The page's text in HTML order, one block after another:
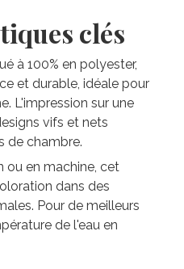
clés
à 100% en polyester,
et durable, idéale pour
L'impression sur une
vifs et nets
de chambre.
ou en machine, cet
dans des
Pour de meilleurs
de l'eau en